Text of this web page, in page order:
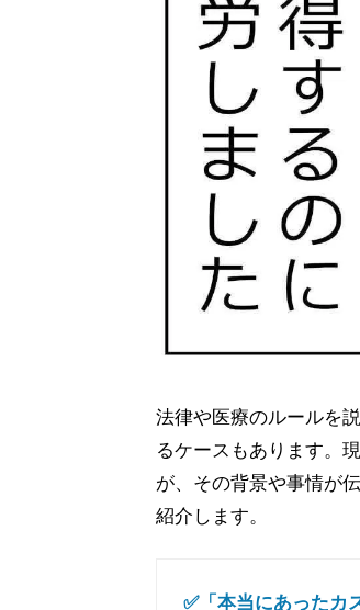
法律や医療のルールを
るケースもあります。
が、その背景や事情が
紹介します。
✅「本当にあったカ